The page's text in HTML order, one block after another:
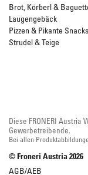
Brot, Körberl &
Laugengebäck
Pizzen & Pikante Snacks
Strudel & Teige
Diese FRONERI
Gewerbetreibende.
Bei allen
© Froneri Austria2026
AGB/AEB